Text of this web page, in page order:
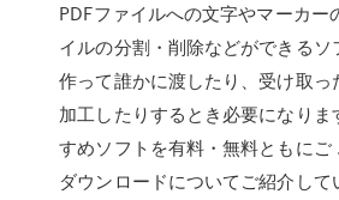
PDFファイルへの文字やマーカー
イルの分割・削除などができるソ
作って誰かに渡したり、受け取っ
加工したりするとき必要になりま
すめソフトを有料・無料ともに
ダウンロードについてご紹介し